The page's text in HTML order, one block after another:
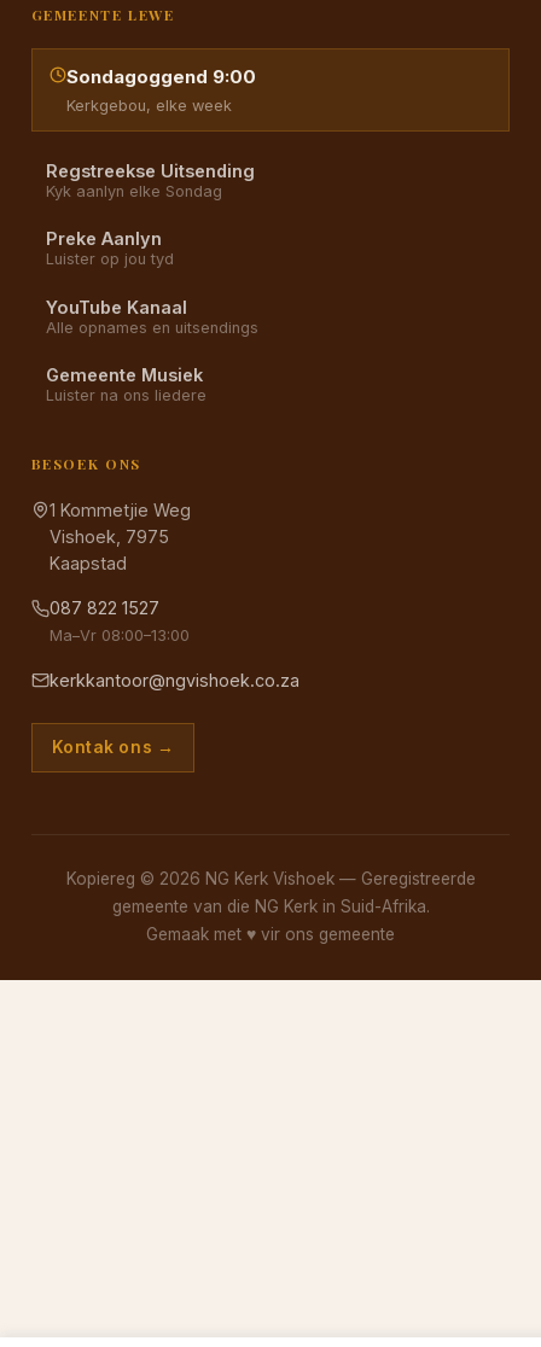
GEMEENTE LEWE
Sondagoggend 9:00
Kerkgebou, elke week
Regstreekse Uitsending
Kyk aanlyn elke Sondag
Preke Aanlyn
Luister op jou tyd
YouTube Kanaal
Alle opnames en uitsendings
Gemeente Musiek
Luister na ons liedere
BESOEK ONS
1 Kommetjie Weg
Vishoek, 7975
Kaapstad
087 822 1527
Ma–Vr 08:00–13:00
kerkkantoor@ngvishoek.co.za
Kontak ons →
Kopiereg © 2026 NG Kerk Vishoek — Geregistreerde
gemeente van die NG Kerk in Suid-Afrika.
Gemaak met ♥ vir ons gemeente